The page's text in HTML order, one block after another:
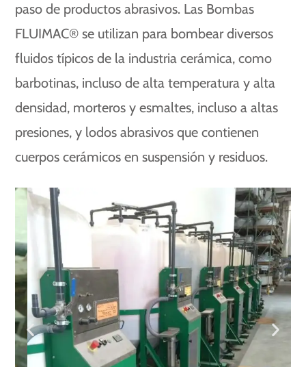
paso de productos abrasivos. Las Bombas
FLUIMAC® se utilizan para bombear diversos
fluidos típicos de la industria cerámica, como
barbotinas, incluso de alta temperatura y alta
densidad, morteros y esmaltes, incluso a altas
presiones, y lodos abrasivos que contienen
cuerpos cerámicos en suspensión y residuos.